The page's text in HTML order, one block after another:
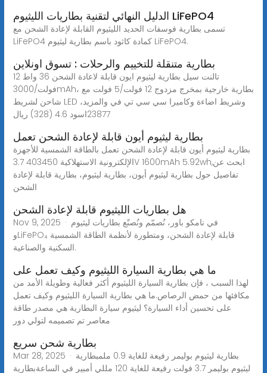
الدليل النهائي لتقنية بطاريات الليثيوم LiFePO4
تسمى بطارية فوسفات الحديد الليثيوم القابلة لإعادة الشحن مع
LiFePO4 كمادة كاثود باسم بطارية ليثيوم LiFePO4.
بطارية متنقلة للتخييم والرحلات : تسوق اونلاين
تالنت سيل بطارية ليثيوم ايون قابلة لاعادة الشحن 36 واط 12
فولت/3000mAh، بطارية خارجية بمخرج مزدوج 12 فولت/5 فولت مع
شاحن لشريط LED وشريط اضاءة وكاميرا سي سي تي في والمزيد،
بطارية ليثيوم أيون قابلة لإعادة الشحن تعمل
بطارية ليثيوم أيون قابلة لإعادة الشحن تعمل بالطاقة الشمسية للأجهزة
الإلكترونية الاستهلاكية 403450 3.7V 1600mAh 5.92wh,ابحث عن
تفاصيل حول بطارية ليثيوم أيون، بطارية ليثيوم، بطارية قابلة لإعادة
الشحن
هل بطاريات الليثيوم قابلة لإعادة الشحن
Nov 9, 2025 · في نامكو باور، نُصمّم ونُصنّع بطاريات ليثيوم
وLiFePO₄ قابلة لإعادة الشحن، ومتطورة لأنظمة الطاقة الشمسية
السكنية والصناعية.
ما هي بطارية السيارة الليثيوم وكيف تعمل على
لهذا السبب ، فإن بطارية السيارة الليثيوم أكثر فعالية وطويلة الأمد من
مكافئها من حمض الرصاص.ما هي بطارية السيارة الليثيوم وكيف تعمل
على تحسين أداء السيارة؟ ليثيوم سيارة البطارية هي مصدر طاقة
معاصر تم تصميمه لتولي دور
بطارية شحن سريع
Mar 28, 2025 · بطارية ليثيوم بوليمر رفيعة للغاية 0.9 ملمبطارية
ليثيوم بوليمر 3.7 فولت رفيعة للغاية 120 مللي أمبير في الساعةبطارية